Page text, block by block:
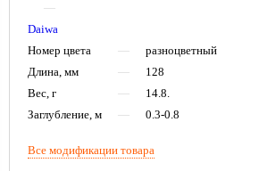
—
Daiwa
Номер цвета
—
разноцветный
Длина, мм
—
128
Вес, г
—
14.8.
Заглубление, м
— 0.3-0.8
Все модификации товара